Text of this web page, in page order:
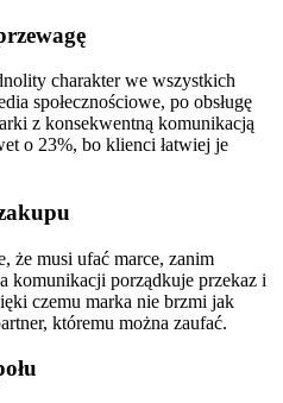
charakter we wszystkich
społecznościowe, po obsługę
z konsekwentną komunikacją
o 23%, bo klienci łatwiej je
że musi ufać marce, zanim
komunikacji porządkuje przekaz i
czemu marka nie brzmi jak
któremu można zaufać.